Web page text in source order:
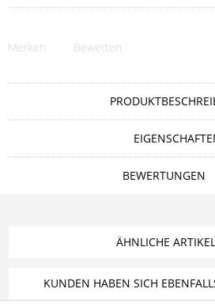
Merken Bewerten
BEWERTUNGEN
ÄHNLICHE ARTIKEL
KUNDEN HABEN SICH